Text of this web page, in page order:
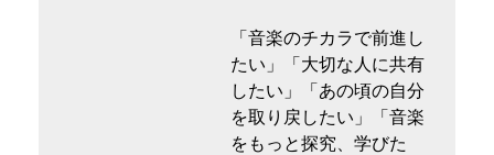
「音楽のチカラで前進し
たい」「大切な人に共有
したい」「あの頃の自分
を取り戻したい」「音楽
をもっと探究、学びた